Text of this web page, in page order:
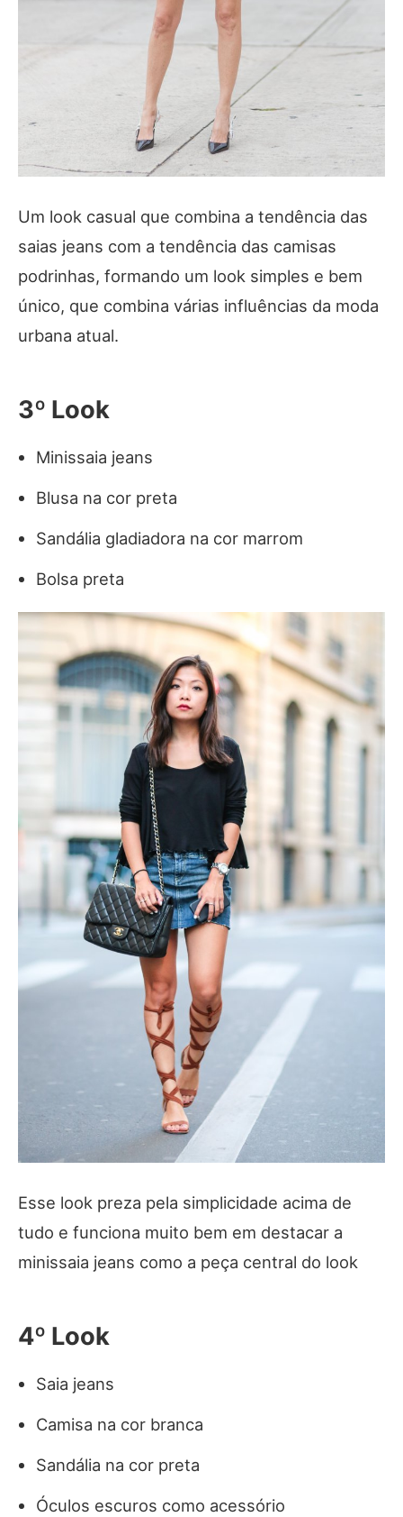
Um look casual que combina a tendência das
saias jeans com a tendência das camisas
podrinhas, formando um look simples e bem
único, que combina várias influências da moda
urbana atual.
3º Look
Minissaia jeans
Blusa na cor preta
Sandália gladiadora na cor marrom
Bolsa preta
Esse look preza pela simplicidade acima de
tudo e funciona muito bem em destacar a
minissaia jeans como a peça central do look
4º Look
Saia jeans
Camisa na cor branca
Sandália na cor preta
Óculos escuros como acessório